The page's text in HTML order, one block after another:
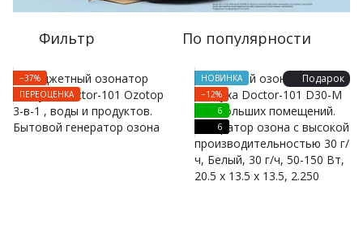
Фильтр По популярности
−37%
ПЕРЕОЦЕНКА
Подарок
НОВИНКА
−12%
6
6